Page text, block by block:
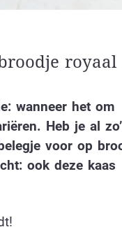
royaal
wanneer het om
Heb je al
voor op
ook deze kaas